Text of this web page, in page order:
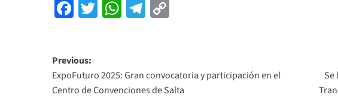
Facebook
Twitter
WhatsApp
Telegram
Previous:
ExpoFuturo 2025: Gran convocatoria y participación en el
Centro de Convenciones de Salta
Se